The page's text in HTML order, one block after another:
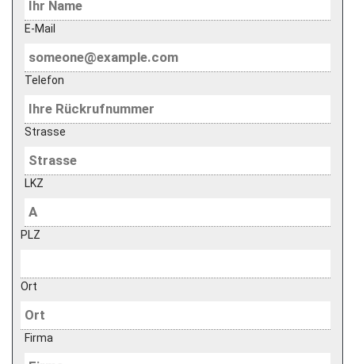
E-Mail
Telefon
Strasse
LKZ
PLZ
Ort
Firma